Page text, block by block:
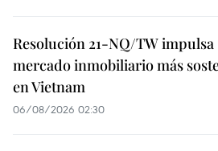
Resolución 21-NQ/TW impulsa
mercado inmobiliario más
en Vietnam
06/08/2026 02:30